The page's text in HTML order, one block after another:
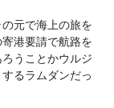
元で海上の旅を
港要請で航路を
うことかウルジ
るラムダンだっ